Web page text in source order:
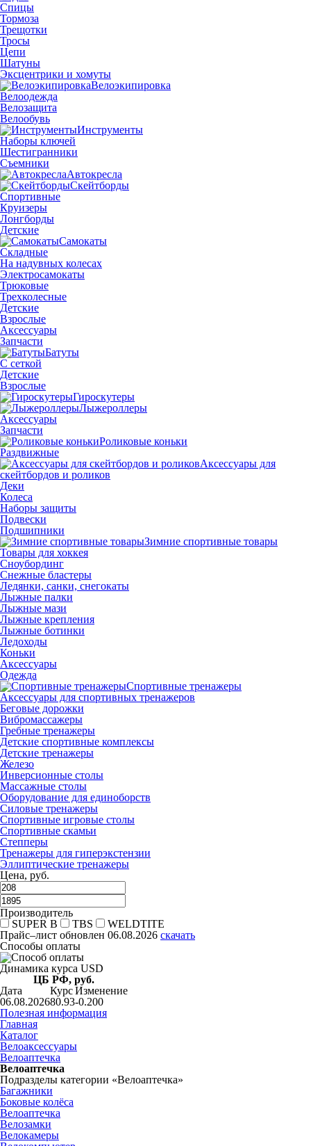
Спицы
Тормоза
Трещотки
Тросы
Цепи
Шатуны
Эксцентрики и хомуты
Велоэкипировка
Велоодежда
Велозащита
Велообувь
Инструменты
Наборы ключей
Шестигранники
Съемники
Автокресла
Скейтборды
Спортивные
Круизеры
Лонгборды
Детские
Самокаты
Складные
На надувных колесах
Электросамокаты
Трюковые
Трехколесные
Детские
Взрослые
Аксессуары
Запчасти
Батуты
С сеткой
Детские
Взрослые
Гироскутеры
Лыжероллеры
Аксессуары
Запчасти
Роликовые коньки
Раздвижные
Аксессуары для
скейтбордов и роликов
Деки
Колеса
Наборы защиты
Подвески
Подшипники
Зимние спортивные товары
Товары для хоккея
Сноубординг
Снежные бластеры
Ледянки, санки, снегокаты
Лыжные палки
Лыжные мази
Лыжные крепления
Лыжные ботинки
Ледоходы
Коньки
Аксессуары
Одежда
Спортивные тренажеры
Аксессуары для спортивных тренажеров
Беговые дорожки
Вибромассажеры
Гребные тренажеры
Детские спортивные комплексы
Детские тренажеры
Железо
Инверсионные столы
Массажные столы
Оборудование для единоборств
Силовые тренажеры
Спортивные игровые столы
Спортивные скамьи
Степперы
Тренажеры для гиперэкстензии
Эллиптические тренажеры
Цена, руб.
Производитель
SUPER B
TBS
WELDTITE
Прайс–лист обновлен 06.08.2026 скачать
Способы оплаты
Динамика курса USD
ЦБ РФ, руб.
Дата
КурсИзменение
06.08.202680.93-0.200
Полезная информация
Главная
Каталог
Велоаксессуары
Велоаптечка
Велоаптечка
Подразделы категории «Велоаптечка»
Багажники
Боковые колёса
Велоаптечка
Велозамки
Велокамеры